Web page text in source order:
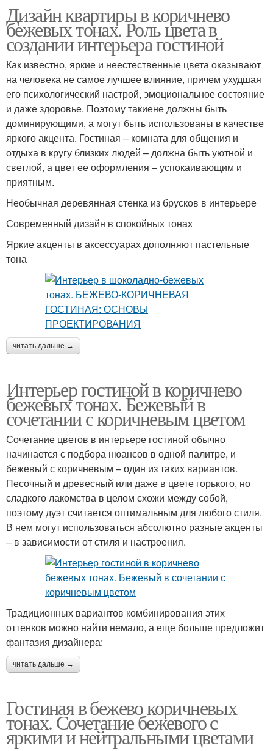
Дизайн квартиры в коричнево
бежевых тонах. Роль цвета в
создании интерьера гостиной
Как известно, яркие и неестественные цвета оказывают
на человека не самое лучшее влияние, причем ухудшая
его психологический настрой, эмоциональное состояние
и даже здоровье. Поэтому такиене должны быть
доминирующими, а могут быть использованы в качестве
яркого акцента. Гостиная – комната для общения и
отдыха в кругу близких людей – должна быть уютной и
светлой, а цвет ее оформления – успокаивающим и
приятным.
Необычная деревянная стенка из брусков в интерьере
Современный дизайн в спокойных тонах
Яркие акценты в аксессуарах дополняют пастельные
тона
читать дальше →
Интерьер гостиной в коричнево
бежевых тонах. Бежевый в
сочетании с коричневым цветом
Сочетание цветов в интерьере гостиной обычно
начинается с подбора нюансов в одной палитре, и
бежевый с коричневым – один из таких вариантов.
Песочный и древесный или даже в цвете горького, но
сладкого лакомства в целом схожи между собой,
поэтому дуэт считается оптимальным для любого стиля.
В нем могут использоваться абсолютно разные акценты
– в зависимости от стиля и настроения.
Традиционных вариантов комбинирования этих
оттенков можно найти немало, а еще больше предложит
фантазия дизайнера:
читать дальше →
Гостиная в бежево коричневых
тонах. Сочетание бежевого с
яркими и нейтральными цветами